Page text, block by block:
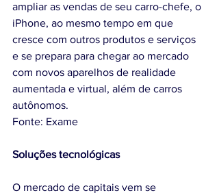
ampliar as vendas de seu carro-chefe, o
iPhone, ao mesmo tempo em que
cresce com outros produtos e serviços
e se prepara para chegar ao mercado
com novos aparelhos de realidade
aumentada e virtual, além de carros
autônomos.
Fonte: Exame
Soluções tecnológicas
O mercado de capitais vem se